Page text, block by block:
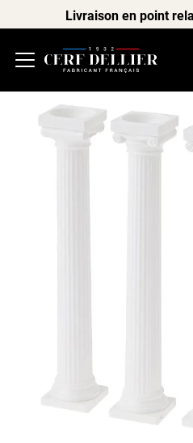
Livraison en point